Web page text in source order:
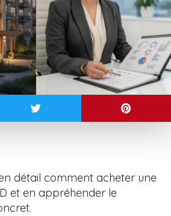
détail comment acheter une
et en appréhender le